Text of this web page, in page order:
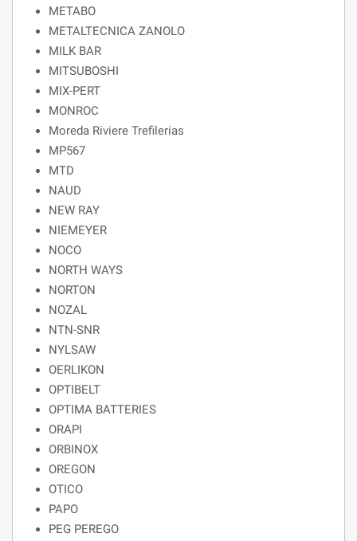
METABO
METALTECNICA ZANOLO
MILK BAR
MITSUBOSHI
MIX-PERT
MONROC
Moreda Riviere Trefilerias
MP567
MTD
NAUD
NEW RAY
NIEMEYER
NOCO
NORTH WAYS
NORTON
NOZAL
NTN-SNR
NYLSAW
OERLIKON
OPTIBELT
OPTIMA BATTERIES
ORAPI
ORBINOX
OREGON
OTICO
PAPO
PEG PEREGO